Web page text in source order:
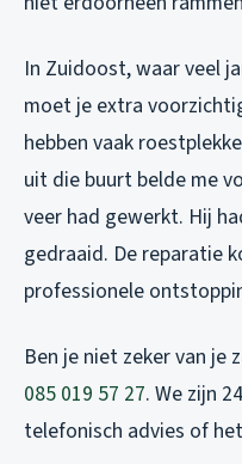
In Zuidoost, waar veel
moet je extra
hebben vaak
uit die buurt belde me
veer had gewerkt. Hij
gedraaid. De reparatie
professionele
Ben je niet zeker van je
085 019 57 27. We zijn
telefonisch advies of